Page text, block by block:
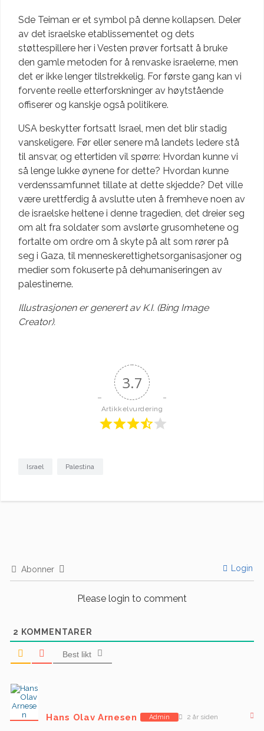
Sde Teiman er et symbol på denne kollapsen. Deler
av det israelske etablissementet og dets
støttespillere her i Vesten prøver fortsatt å bruke
den gamle metoden for å renvaske israelerne, men
det er ikke lenger tilstrekkelig. For første gang kan vi
forvente reelle etterforskninger av høytstående
offiserer og kanskje også politikere.
USA beskytter fortsatt Israel, men det blir stadig
vanskeligere. Før eller senere må landets ledere stå
til ansvar, og ettertiden vil spørre: Hvordan kunne vi
så lenge lukke øynene for dette? Hvordan kunne
verdenssamfunnet tillate at dette skjedde? Det ville
være urettferdig å avslutte uten å fremheve noen av
de israelske heltene i denne tragedien, det dreier seg
om alt fra soldater som avslørte grusomhetene og
fortalte om ordre om å skyte på alt som rører på
seg i Gaza, til menneskerettighetsorganisasjoner og
medier som fokuserte på dehumaniseringen av
palestinerne.
Illustrasjonen er generert av K.I. (Bing Image
Creator).
3.7
Artikkelvurdering
Israel Palestina
Abonner Login
Please login to comment
2 KOMMENTARER
Best likt
Hans Olav Arnesen Admin 2 år siden